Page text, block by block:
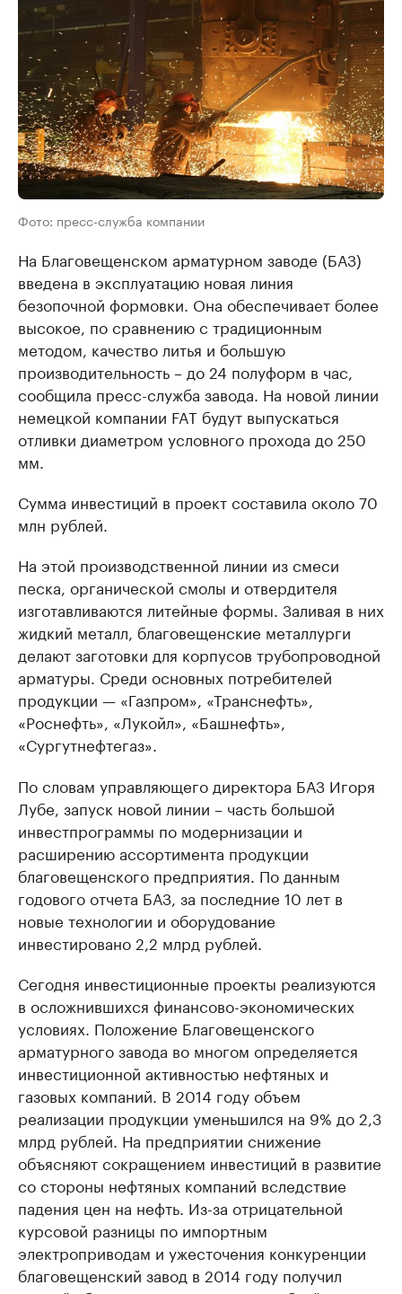
Фото: пресс-служба компании
На Благовещенском арматурном заводе (БАЗ)
введена в эксплуатацию новая линия
безопочной формовки. Она обеспечивает более
высокое, по сравнению с традиционным
методом, качество литья и большую
производительность – до 24 полуформ в час,
сообщила пресс-служба завода. На новой линии
немецкой компании FAT будут выпускаться
отливки диаметром условного прохода до 250
мм.
Сумма инвестиций в проект составила около 70
млн рублей.
На этой производственной линии из смеси
песка, органической смолы и отвердителя
изготавливаются литейные формы. Заливая в них
жидкий металл, благовещенские металлурги
делают заготовки для корпусов трубопроводной
арматуры. Среди основных потребителей
продукции — «Газпром», «Транснефть»,
«Роснефть», «Лукойл», «Башнефть»,
«Сургутнефтегаз».
По словам управляющего директора БАЗ Игоря
Лубе, запуск новой линии – часть большой
инвестпрограммы по модернизации и
расширению ассортимента продукции
благовещенского предприятия. По данным
годового отчета БАЗ, за последние 10 лет в
новые технологии и оборудование
инвестировано 2,2 млрд рублей.
Сегодня инвестиционные проекты реализуются
в осложнившихся финансово-экономических
условиях. Положение Благовещенского
арматурного завода во многом определяется
инвестиционной активностью нефтяных и
газовых компаний. В 2014 году объем
реализации продукции уменьшился на 9% до 2,3
млрд рублей. На предприятии снижение
объясняют сокращением инвестиций в развитие
со стороны нефтяных компаний вследствие
падения цен на нефть. Из-за отрицательной
курсовой разницы по импортным
электроприводам и ужесточения конкуренции
благовещенский завод в 2014 году получил